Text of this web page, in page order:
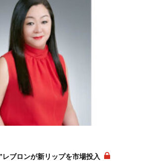
ブロンが新リップを市場投入